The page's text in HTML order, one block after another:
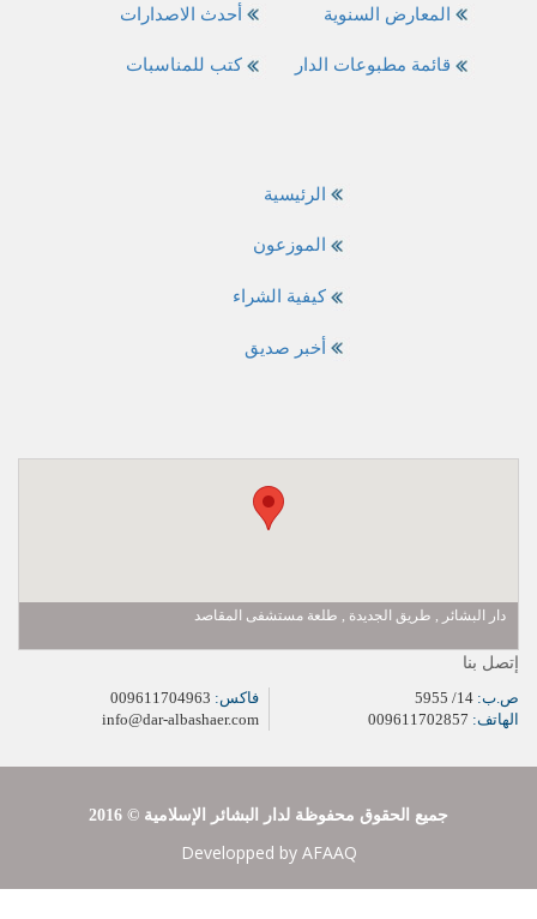
أحدث الاصدارات
كتب للمناسبات
المعارض السنوية
قائمة مطبوعات الدار
الرئيسية
الموزعون
كيفية الشراء
أخبر صديق
دار البشائر , طريق الجديدة , طلعة مستشفى المقاصد
إتصل بنا
ص.ب:
الهاتف:
فاكس:
info@dar-albashaer.com
2016 © جميع الحقوق محفوظة لدار البشائر الإسلامية
Developped by AFAAQ